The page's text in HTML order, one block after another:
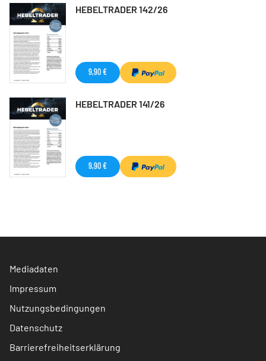
HEBELTRADER 142/26
9,90 €
HEBELTRADER 141/26
9,90 €
Mediadaten
Impressum
Nutzungsbedingungen
Datenschutz
Barrierefreiheitserklärung